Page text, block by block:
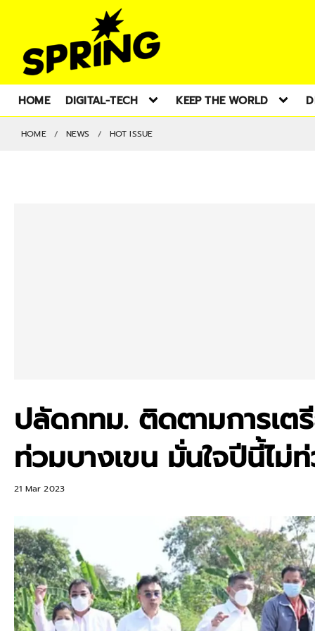
HOME DIGITAL-TECH KEEP THE WORLD
HOME NEWS HOT ISSUE
ปลัดกทม. ติดตามการเ
ท่วมบางเขน มั่นใจปีนี้ไม่
21 Mar 2023